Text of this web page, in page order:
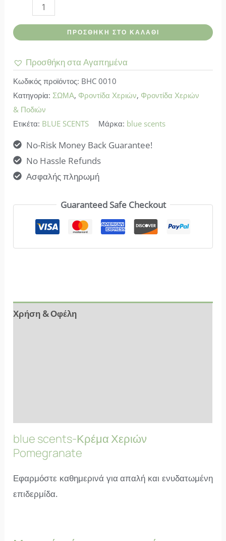
Κρέμα
Pomegranate
ποσότητα
ΠΡΟΣΘΉΚΗ ΣΤΟ ΚΑΛΆΘΙ
Προσθήκη στα Αγαπημένα
Κωδικός προϊόντος: BHC 0010
Κατηγορία: ΣΩΜΑ, Φροντίδα Χεριών, Φροντίδα Χεριών
& Ποδιών
Ετικέτα: BLUE SCENTS Μάρκα: blue scents
No-Risk Money Back Guarantee!
No Hassle Refunds
Ασφαλής πληρωμή
Guaranteed Safe Checkout
Χρήση & Οφέλη
blue scents-Κρέμα Χεριών
Pomegranate
Εφαρμόστε καθημερινά για απαλή και ενυδατωμένη
επιδερμίδα.